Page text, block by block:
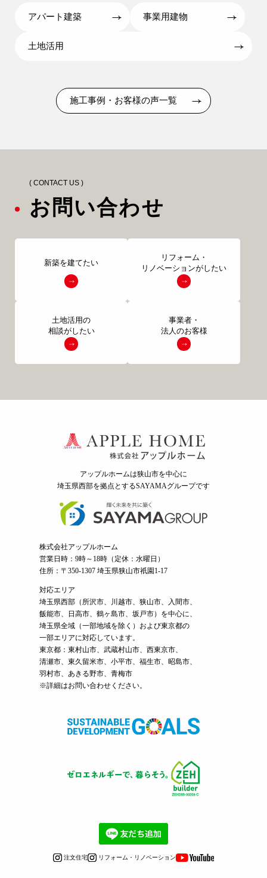
アパート建築 事業用建物
土地活用
施工事例・お客様の声一覧
( CONTACT US )
お問い合わせ
新築を建てたい
リフォーム・
リノベーションがしたい
土地活用の
相談がしたい
事業者・
法人のお客様
アップルホームは狭山市を中心に
埼玉県西部を拠点とするSAYAMAグループです
株式会社アップルホーム
営業日時：9時～18時（定休：水曜日）
住所：〒350-1307 埼玉県狭山市祇園1-17
対応エリア
埼玉県西部（ 所沢市、 川越市、狭山市、入間市、
飯能市、日高市、鶴ヶ島市、坂戸市）を中心に、
埼玉県全域（一部地域を除く）および東京都の
一部エリアに対応しています。
東京都：東村山市、武蔵村山市、西東京市、
清瀬市、東久留米市、小平市、福生市、昭島市、
羽村市、あきる野市、青梅市
※詳細はお問い合わせください。
注文住宅 リフォーム・リノベーション